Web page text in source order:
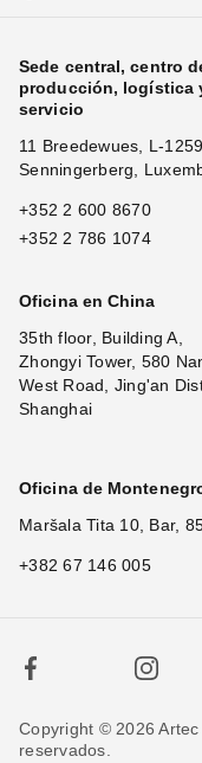
Sede central, centro
producción, logística
servicio
11 Breedewues, L-1259
Senningerberg,
+352 2 600 8670
+352 2 786 1074
Oficina en China
35th floor, Building A,
Zhongyi Tower, 580
West Road, Jing'an
Shanghai
Oficina de
Maršala Tita 10, Bar,
+382 67 146 005
Copyright © 2026
reservados.